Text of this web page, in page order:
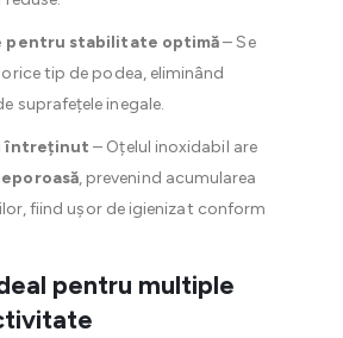
pentru stabilitate optimă– Se
tip de podea, eliminând
suprafețele inegale.
întreținut – Oțelul inoxidabil are
, prevenind acumularea
fiind ușor de igienizat conform
pentru multiple